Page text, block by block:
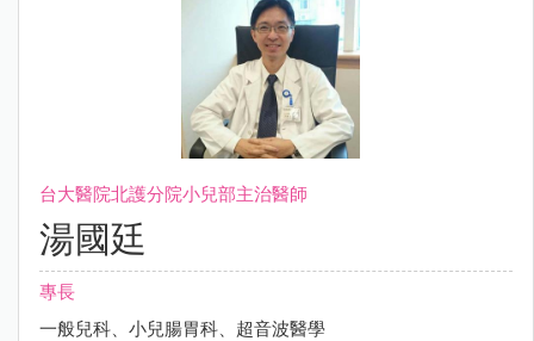
台大醫院北護分院小兒部主治醫師
湯國廷
專長
一般兒科、小兒腸胃科、超音波醫學